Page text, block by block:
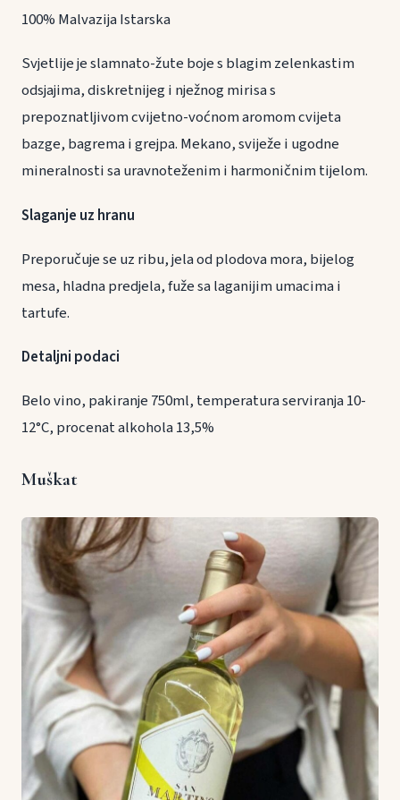
100% Malvazija Istarska
Svjetlije je slamnato-žute boje s blagim zelenkastim
odsjajima, diskretnijeg i nježnog mirisa s
prepoznatljivom cvijetno-voćnom aromom cvijeta
bazge, bagrema i grejpa. Mekano, sviježe i ugodne
mineralnosti sa uravnoteženim i harmoničnim tijelom.
Slaganje uz hranu
Preporučuje se uz ribu, jela od plodova mora, bijelog
mesa, hladna predjela, fuže sa laganijim umacima i
tartufe.
Detaljni podaci
Belo vino, pakiranje 750ml, temperatura serviranja 10-
12°C, procenat alkohola 13,5%
Muškat